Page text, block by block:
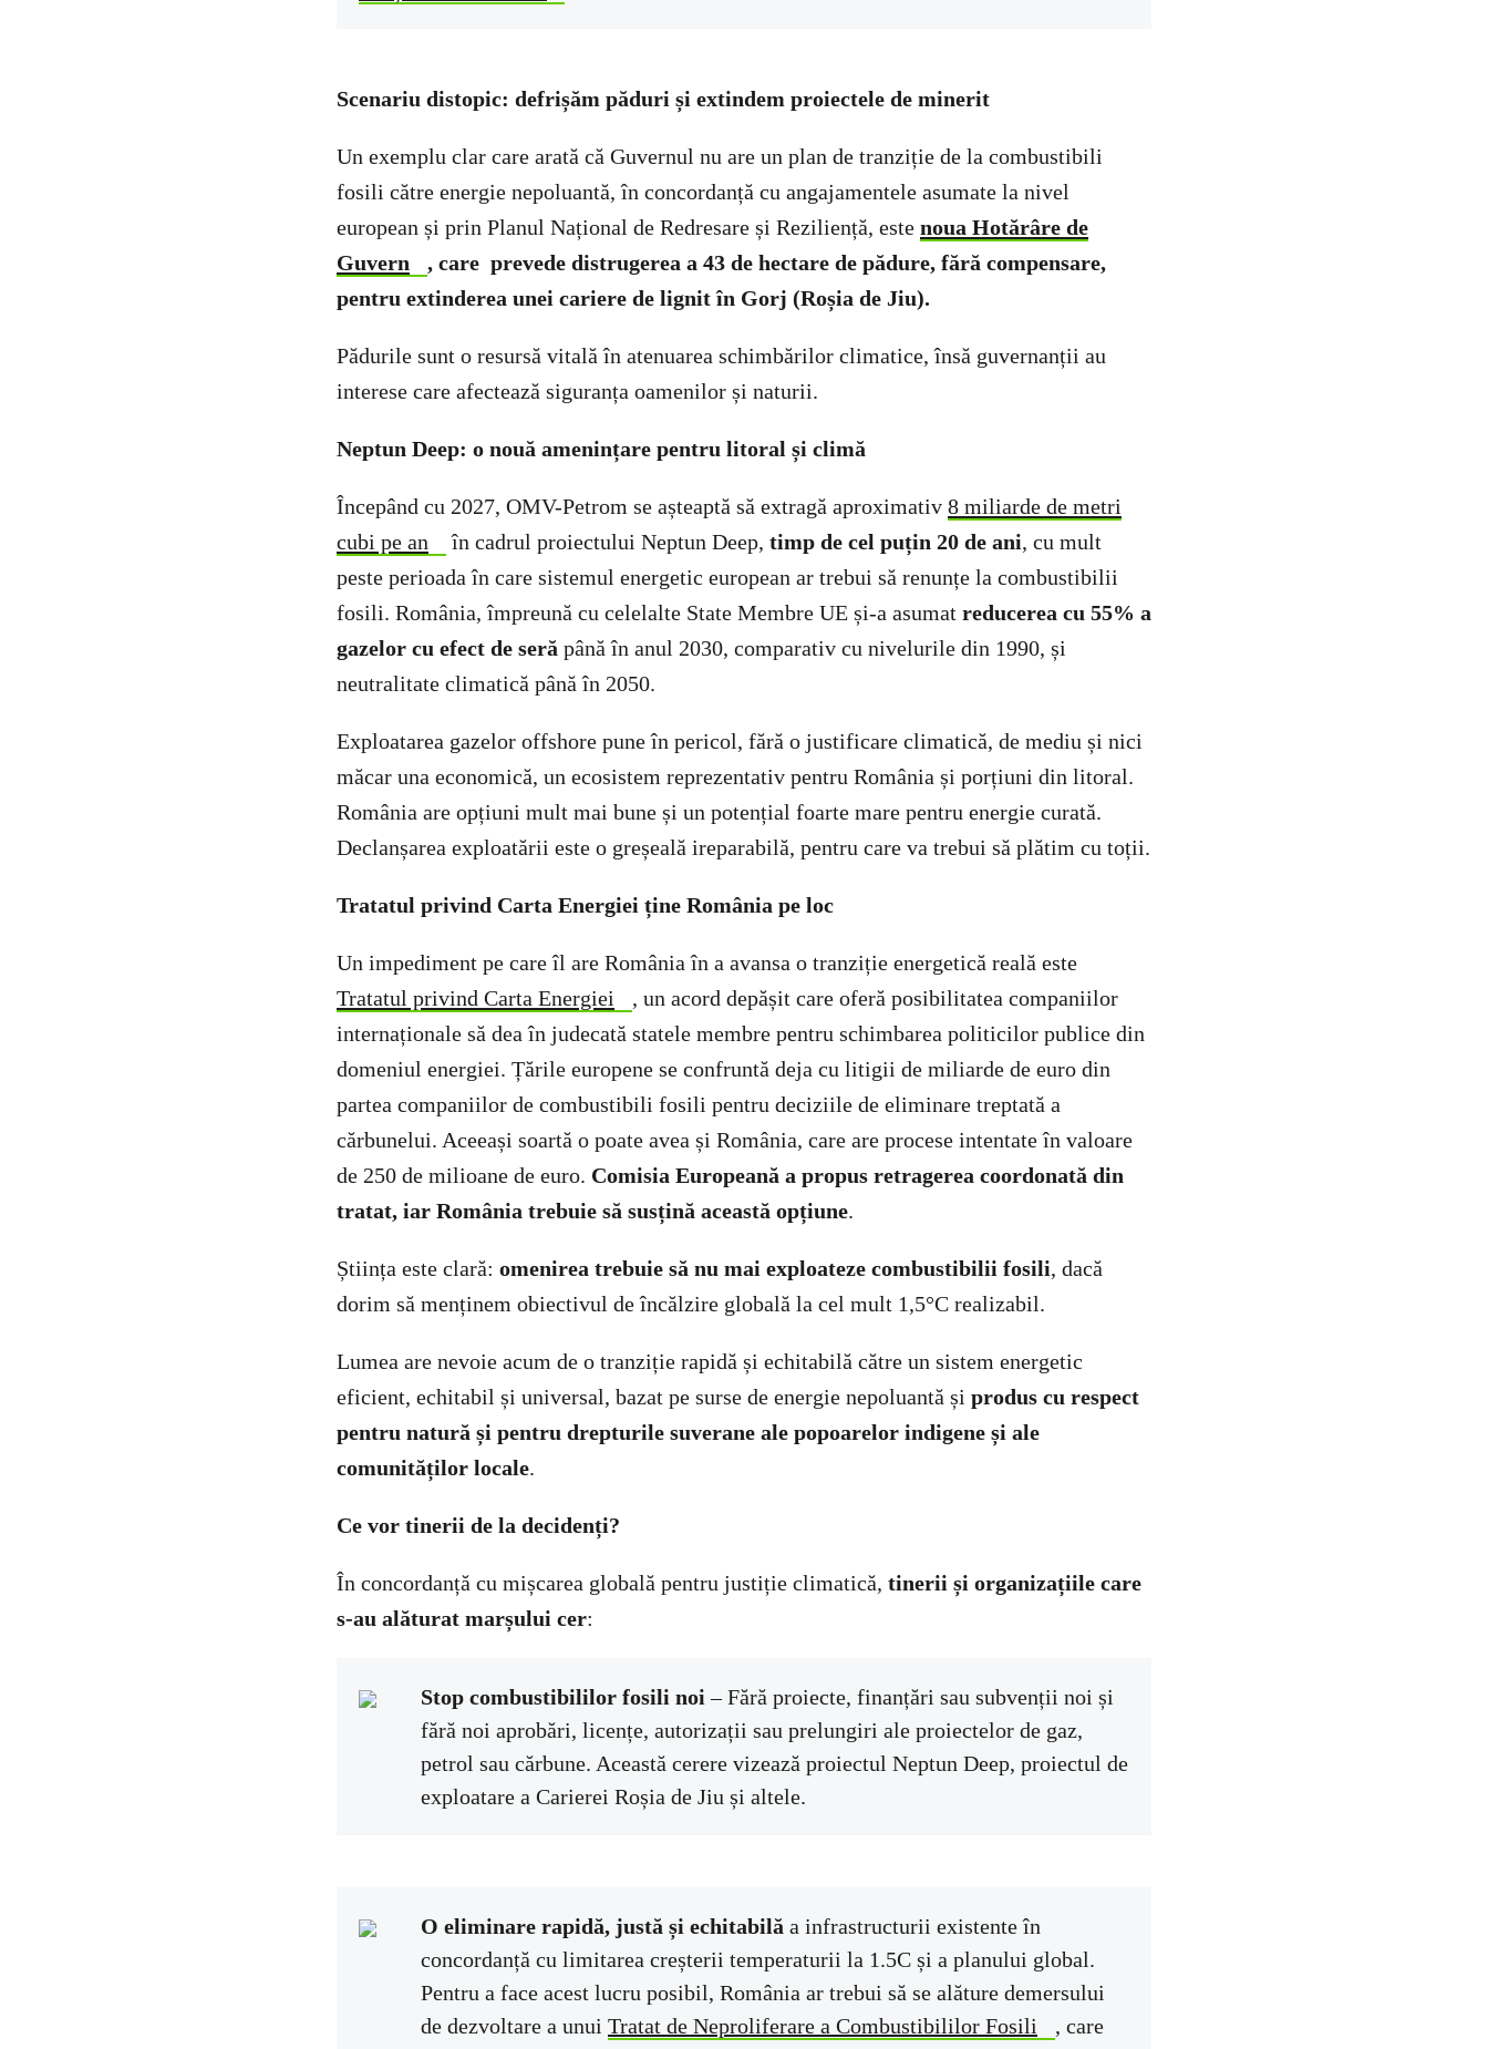
Scenariu distopic: defrișăm păduri și extindem proiectele de minerit
Un exemplu clar care arată că Guvernul nu are un plan de tranziție de la combustibili
fosili către energie nepoluantă, în concordanță cu angajamentele asumate la nivel
european și prin Planul Național de Redresare și Reziliență, este noua Hotărâre de
Guvern
, care prevede distrugerea a 43 de hectare de pădure, fără compensare,
pentru extinderea unei cariere de lignit în Gorj (Roșia de Jiu).
Pădurile sunt o resursă vitală în atenuarea schimbărilor climatice, însă guvernanții au
interese care afectează siguranța oamenilor și naturii.
Neptun Deep: o nouă amenințare pentru litoral și climă
Începând cu 2027, OMV-Petrom se așteaptă să extragă aproximativ 8 miliarde de metri
cubi pe an
în cadrul proiectului Neptun Deep, timp de cel puțin 20 de ani, cu mult
peste perioada în care sistemul energetic european ar trebui să renunțe la combustibilii
fosili. România, împreună cu celelalte State Membre UE și-a asumat reducerea cu 55% a
gazelor cu efect de seră până în anul 2030, comparativ cu nivelurile din 1990, și
neutralitate climatică până în 2050.
Exploatarea gazelor offshore pune în pericol, fără o justificare climatică, de mediu și nici
măcar una economică, un ecosistem reprezentativ pentru România și porțiuni din litoral.
România are opțiuni mult mai bune și un potențial foarte mare pentru energie curată.
Declanșarea exploatării este o greșeală ireparabilă, pentru care va trebui să plătim cu toții.
Tratatul privind Carta Energiei ține România pe loc
Un impediment pe care îl are România în a avansa o tranziție energetică reală este
Tratatul privind Carta Energiei
, un acord depășit care oferă posibilitatea companiilor
internaționale să dea în judecată statele membre pentru schimbarea politicilor publice din
domeniul energiei. Țările europene se confruntă deja cu litigii de miliarde de euro din
partea companiilor de combustibili fosili pentru deciziile de eliminare treptată a
cărbunelui. Aceeași soartă o poate avea și România, care are procese intentate în valoare
de 250 de milioane de euro. Comisia Europeană a propus retragerea coordonată din
tratat, iar România trebuie să susțină această opțiune.
Știința este clară: omenirea trebuie să nu mai exploateze combustibilii fosili, dacă
dorim să menținem obiectivul de încălzire globală la cel mult 1,5°C realizabil.
Lumea are nevoie acum de o tranziție rapidă și echitabilă către un sistem energetic
eficient, echitabil și universal, bazat pe surse de energie nepoluantă și produs cu respect
pentru natură și pentru drepturile suverane ale popoarelor indigene și ale
comunităților locale.
Ce vor tinerii de la decidenți?
În concordanță cu mișcarea globală pentru justiție climatică, tinerii și organizațiile care
s-au alăturat marșului cer:
Stop combustibililor fosili noi – Fără proiecte, finanțări sau subvenții noi și
fără noi aprobări, licențe, autorizații sau prelungiri ale proiectelor de gaz,
petrol sau cărbune. Această cerere vizează proiectul Neptun Deep, proiectul de
exploatare a Carierei Roșia de Jiu și altele.
O eliminare rapidă, justă și echitabilă a infrastructurii existente în
concordanță cu limitarea creșterii temperaturii la 1.5C și a planului global.
Pentru a face acest lucru posibil, România ar trebui să se alăture demersului
de dezvoltare a unui Tratat de Neproliferare a Combustibililor Fosili
, care